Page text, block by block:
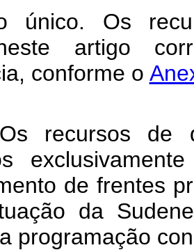
único. Os
artigo
conforme o
recursos de
de frentes
da
programação